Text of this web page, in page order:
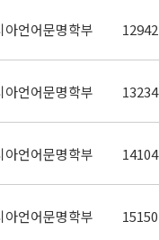
아언어문명학부 12942
아언어문명학부 13234
아언어문명학부 14104
아언어문명학부 15150